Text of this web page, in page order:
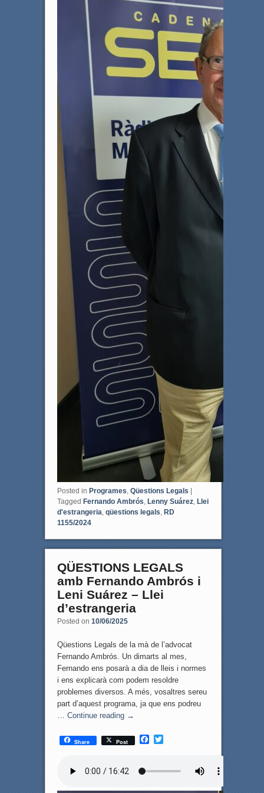
Posted in Programes, Qüestions Legals
Tagged Fernando Ambrós, Lenny Suárez, Llei
d'estrangeria, qüestions legals, RD
1155/2024
QÜESTIONS LEGALS
amb Fernando Ambrós i
Leni Suárez – Llei
d’estrangeria
Posted on 10/06/2025
Qüestions Legals de la mà de l’advocat
Fernando Ambrós. Un dimarts al mes,
Fernando ens posarà a dia de lleis i normes
i ens explicarà com podem resoldre
problemes diversos. A més, vosaltres sereu
part d’aquest programa, ja que ens podreu
… Continue reading →
Share Post
F
T